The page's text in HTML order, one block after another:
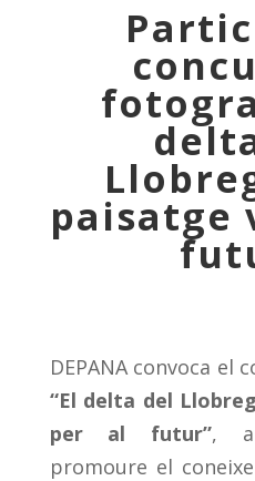
paisatge
DEPANA convoca el
“El delta del
per al futur”,
promoure el